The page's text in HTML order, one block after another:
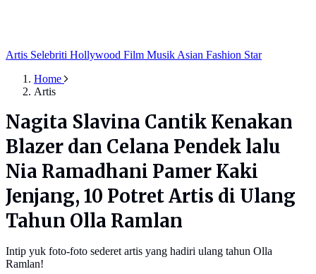
Artis Selebriti Hollywood Film Musik Asian Fashion Star
Home
Artis
Nagita Slavina Cantik Kenakan
Blazer dan Celana Pendek lalu
Nia Ramadhani Pamer Kaki
Jenjang, 10 Potret Artis di Ulang
Tahun Olla Ramlan
Intip yuk foto-foto sederet artis yang hadiri ulang tahun Olla
Ramlan!